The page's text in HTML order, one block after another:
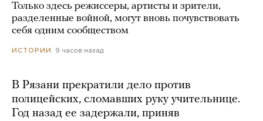
Только здесь режиссеры, артисты и зрители,
разделенные войной, могут вновь почувствовать
себя одним сообществом
ИСТОРИИ 9 часов назад
В Рязани прекратили дело против
полицейских, сломавших руку учительнице.
Год назад ее задержали, приняв